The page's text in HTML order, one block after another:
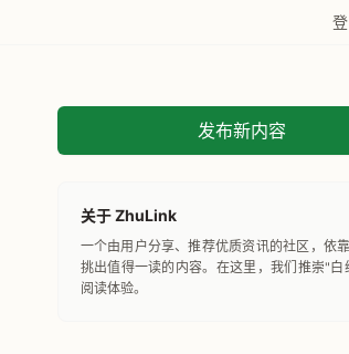
发布新内容
关于 ZhuLink
一个由用户分享、推荐优质资讯的社区，依
挑出值得一读的内容。在这里，我们推崇"白
阅读体验。